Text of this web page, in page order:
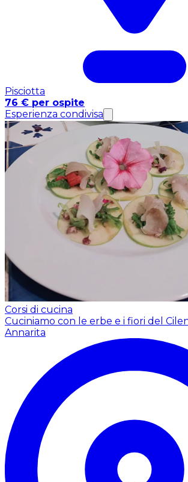
Pisciotta
76 € per ospite
Esperienza condivisa
Corsi di cucina
Cuciniamo con le erbe e i fiori del
Annarita